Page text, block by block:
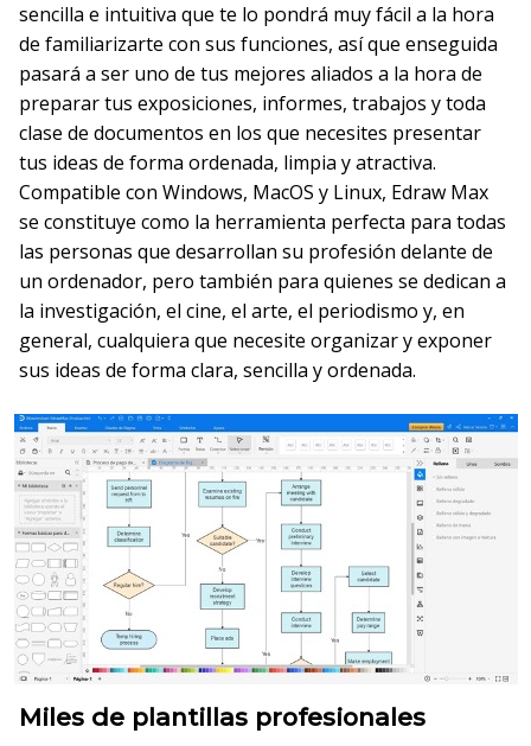
sencilla e intuitiva que te lo pondrá muy fácil a la hora
de familiarizarte con sus funciones, así que enseguida
pasará a ser uno de tus mejores aliados a la hora de
preparar tus exposiciones, informes, trabajos y toda
clase de documentos en los que necesites presentar
tus ideas de forma ordenada, limpia y atractiva.
Compatible con Windows, MacOS y Linux, Edraw Max
se constituye como la herramienta perfecta para todas
las personas que desarrollan su profesión delante de
un ordenador, pero también para quienes se dedican a
la investigación, el cine, el arte, el periodismo y, en
general, cualquiera que necesite organizar y exponer
sus ideas de forma clara, sencilla y ordenada.
Miles de plantillas profesionales